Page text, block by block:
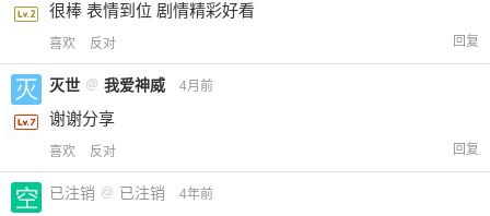
很棒 表情到位 剧情精彩好看
喜欢 反对 回复
灭世 @ 我爱神威 4月前
谢谢分享
喜欢 反对 回复
已注销 @ 已注销 4年前